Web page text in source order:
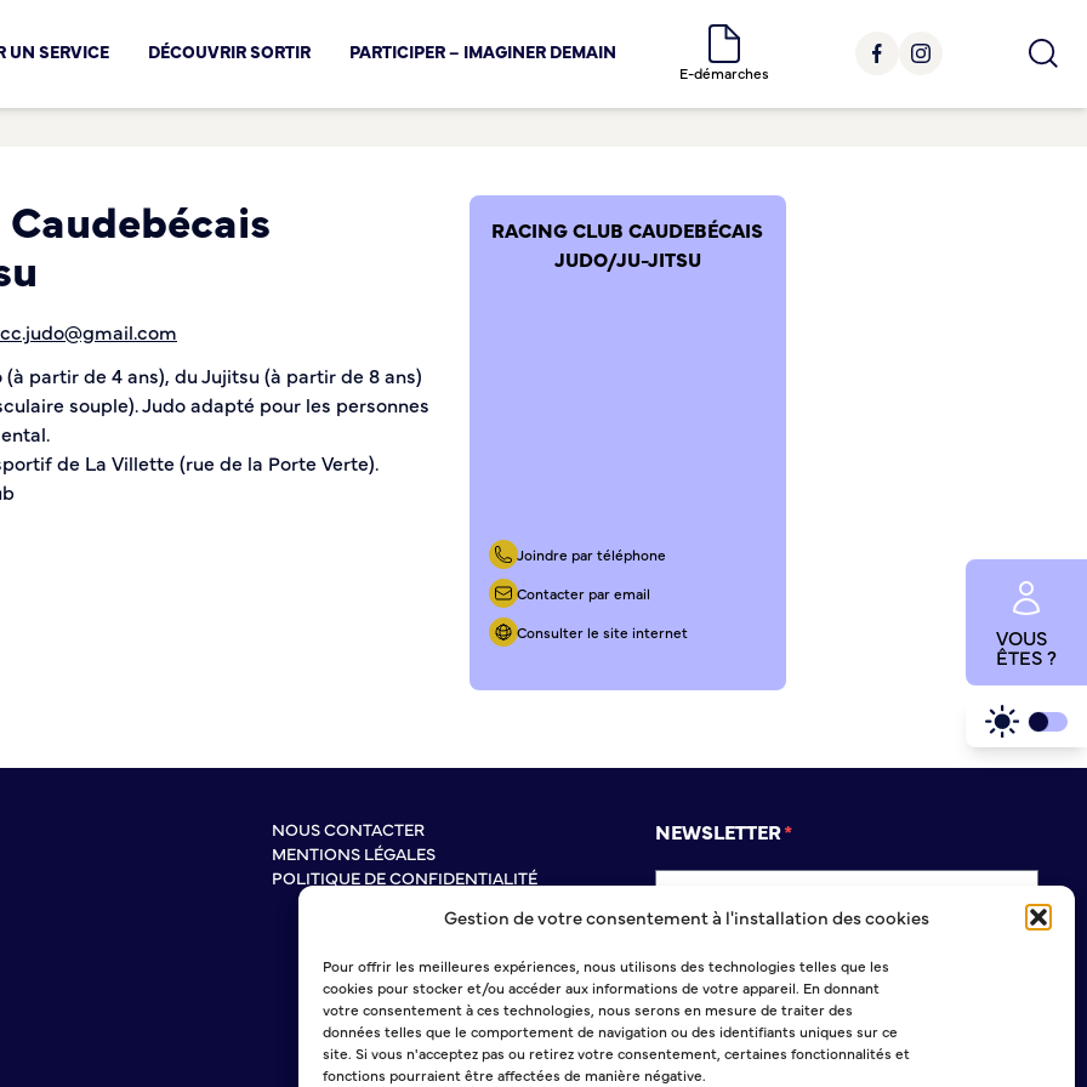
Gestion de votre consentement à l'installation des cookies
Pour offrir les meilleures expériences, nous utilisons des technologies telles que les
cookies pour stocker et/ou accéder aux informations de votre appareil. En donnant
votre consentement à ces technologies, nous serons en mesure de traiter des
données telles que le comportement de navigation ou des identifiants uniques sur ce
site. Si vous n'acceptez pas ou retirez votre consentement, certaines fonctionnalités et
fonctions pourraient être affectées de manière négative.
UN SERVICE DÉCOUVRIR SORTIR PARTICIPER – IMAGINER DEMAIN
E-démarches
partir de 4 ans), du Jujitsu (à partir de 8 ans)
souple). Judo adapté pour les personnes
de La Villette (rue de la Porte Verte).
RACING CLUB CAUDEBÉCAIS
JUDO/JU-JITSU
Joindre par téléphone
Contacter par email
Consulter le site internet
VOUS
ÊTES ?
NOUS CONTACTER
MENTIONS LÉGALES
POLITIQUE DE CONFIDENTIALITÉ
NEWSLETTER
Abonnement Journal municipal
Abonnement Agenda
Abonnement à la Lettre d'information
!